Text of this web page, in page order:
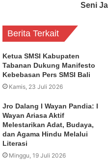
Seni
Berita Terkait
Ketua SMSI Kabupaten
Tabanan Dukung Manifesto
Kebebasan Pers SMSI Bali
Kamis, 23 Juli 2026
Jro Dalang I Wayan Pandia: I
Wayan Ariasa Aktif
Melestarikan Adat, Budaya,
dan Agama Hindu Melalui
Literasi
Minggu, 19 Juli 2026